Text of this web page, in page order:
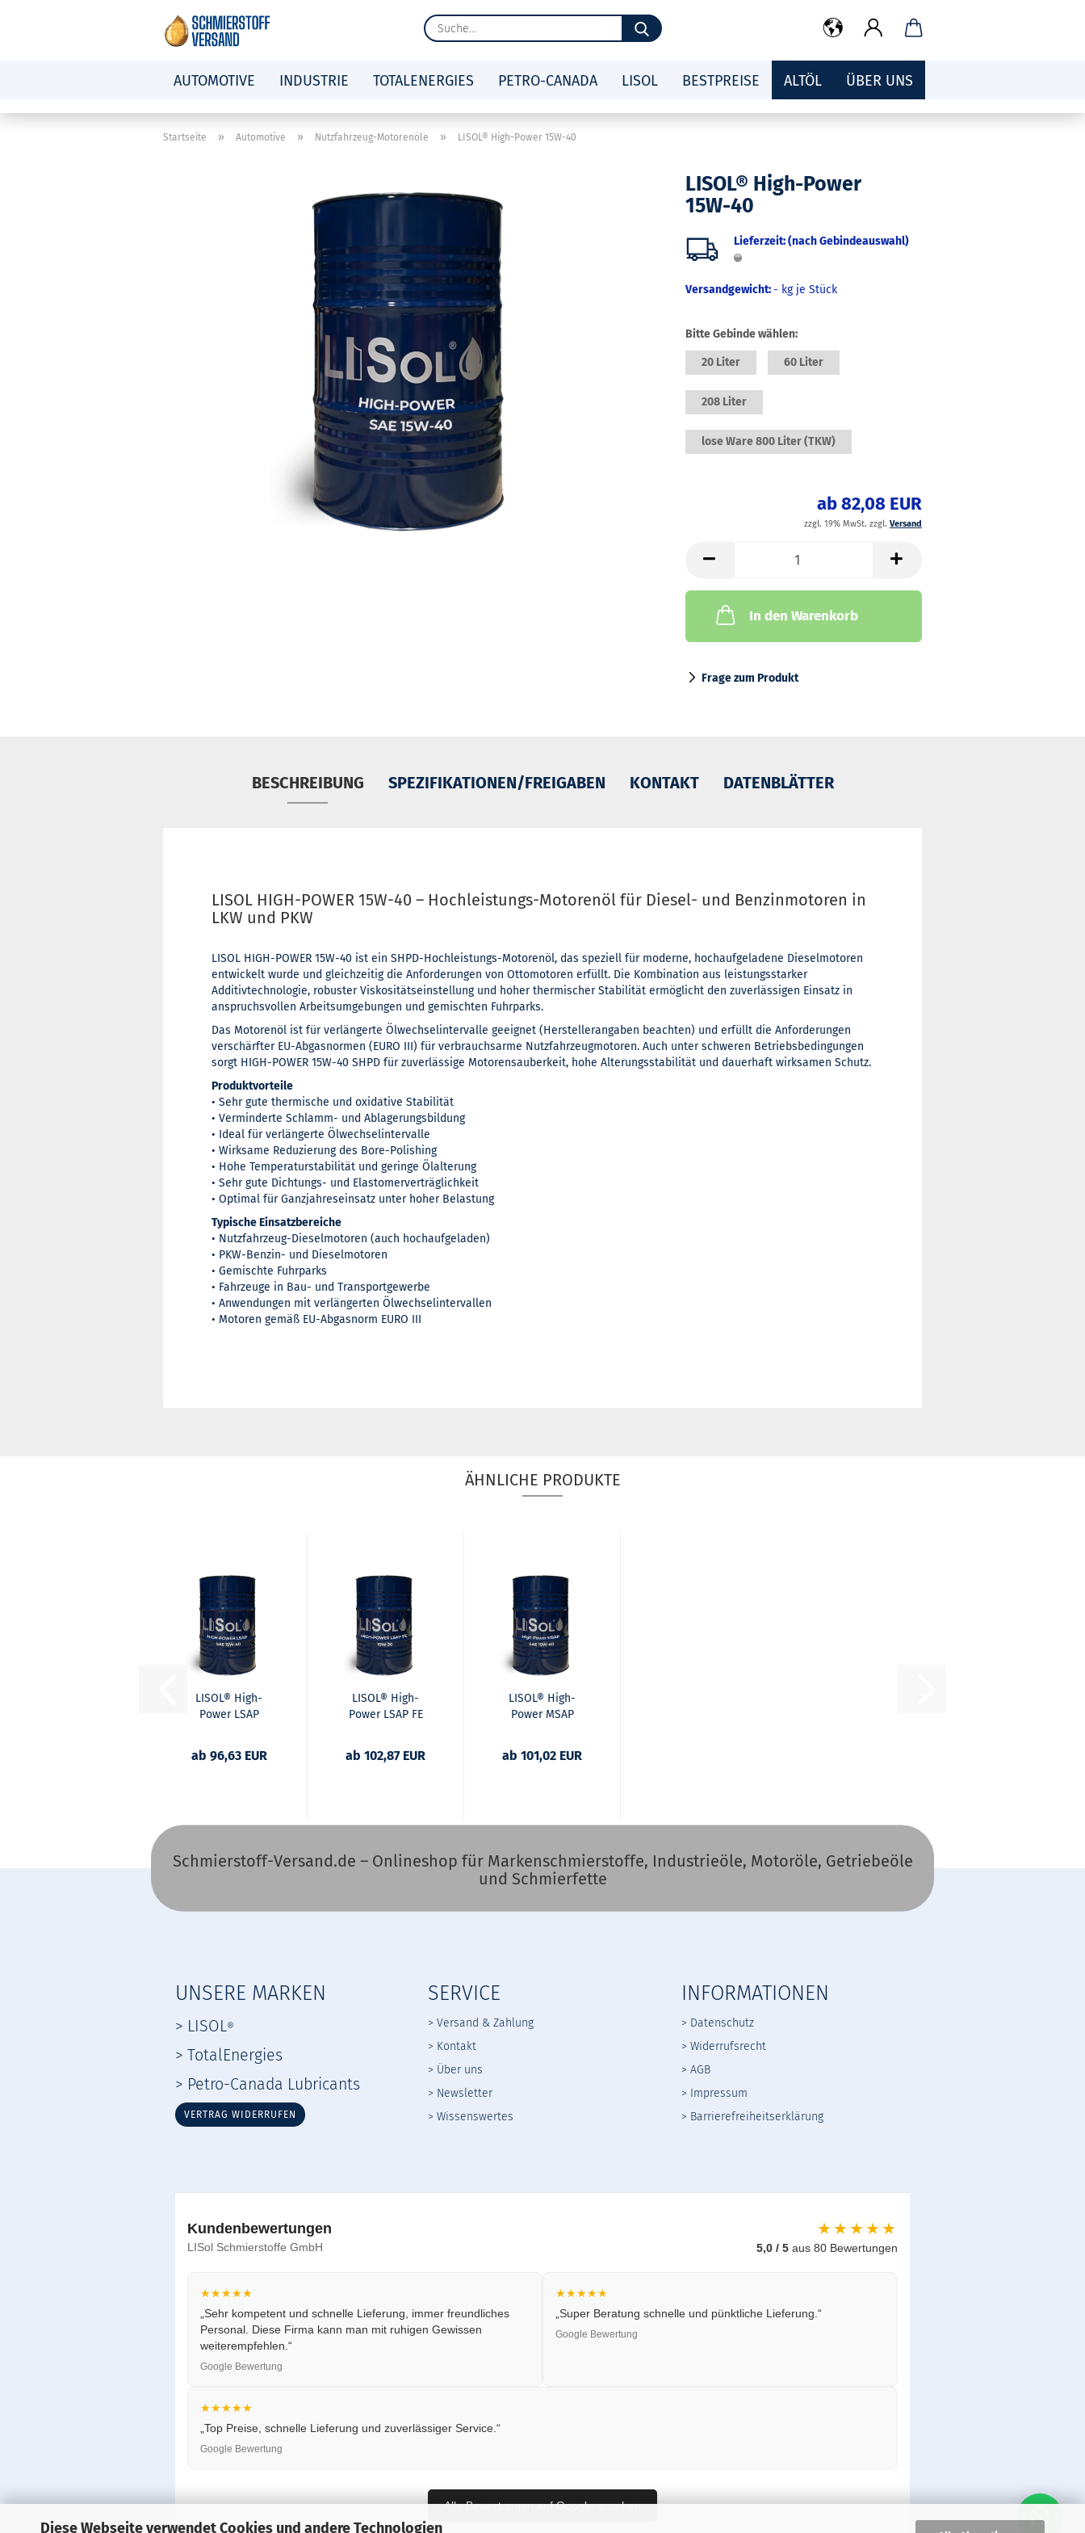
Diese Webseite verwendet Cookies und andere Technologien
Suche...
AUTOMOTIVE INDUSTRIE TOTALENERGIES PETRO-CANADA LISOL BESTPREISE ALTÖL ÜBER UNS
Startseite » Automotive » Nutzfahrzeug-Motorenöle » LISOL® High-Power 15W-40
LISOL® High-Power
15W-40
Lieferzeit: (nach Gebindeauswahl)
Versandgewicht:- kg je Stück
Bitte Gebinde wählen:
20 Liter 60 Liter
208 Liter
lose Ware 800 Liter (TKW)
ab 82,08 EUR
zzgl. 19% MwSt. zzgl. Versand
In den Warenkorb
Frage zum Produkt
BESCHREIBUNG SPEZIFIKATIONEN/FREIGABEN KONTAKT DATENBLÄTTER
LISOL HIGH-POWER 15W-40 – Hochleistungs-Motorenöl für Diesel- und Benzinmotoren in
LKW und PKW
LISOL HIGH-POWER 15W-40 ist ein SHPD-Hochleistungs-Motorenöl, das speziell für moderne, hochaufgeladene Dieselmotoren
entwickelt wurde und gleichzeitig die Anforderungen von Ottomotoren erfüllt. Die Kombination aus leistungsstarker
Additivtechnologie, robuster Viskositätseinstellung und hoher thermischer Stabilität ermöglicht den zuverlässigen Einsatz in
anspruchsvollen Arbeitsumgebungen und gemischten Fuhrparks.
Das Motorenöl ist für verlängerte Ölwechselintervalle geeignet (Herstellerangaben beachten) und erfüllt die Anforderungen
verschärfter EU-Abgasnormen (EURO III) für verbrauchsarme Nutzfahrzeugmotoren. Auch unter schweren Betriebsbedingungen
sorgt HIGH-POWER 15W-40 SHPD für zuverlässige Motorensauberkeit, hohe Alterungsstabilität und dauerhaft wirksamen Schutz.
Produktvorteile
• Sehr gute thermische und oxidative Stabilität
• Verminderte Schlamm- und Ablagerungsbildung
• Ideal für verlängerte Ölwechselintervalle
• Wirksame Reduzierung des Bore-Polishing
• Hohe Temperaturstabilität und geringe Ölalterung
• Sehr gute Dichtungs- und Elastomerverträglichkeit
• Optimal für Ganzjahreseinsatz unter hoher Belastung
Typische Einsatzbereiche
• Nutzfahrzeug-Dieselmotoren (auch hochaufgeladen)
• PKW-Benzin- und Dieselmotoren
• Gemischte Fuhrparks
• Fahrzeuge in Bau- und Transportgewerbe
• Anwendungen mit verlängerten Ölwechselintervallen
• Motoren gemäß EU-Abgasnorm EURO III
ÄHNLICHE PRODUKTE
LISOL® High-
Power LSAP
ab 96,63 EUR
LISOL® High-
Power LSAP FE
ab 102,87 EUR
LISOL® High-
Power MSAP
ab 101,02 EUR
Schmierstoff-Versand.de – Onlineshop für Markenschmierstoffe, Industrieöle, Motoröle, Getriebeöle
und Schmierfette
UNSERE MARKEN
> LISOL®
> TotalEnergies
> Petro-Canada Lubricants
VERTRAG WIDERRUFEN
SERVICE
> Versand & Zahlung
> Kontakt
> Über uns
> Newsletter
> Wissenswertes
INFORMATIONEN
> Datenschutz
> Widerrufsrecht
> AGB
> Impressum
> Barrierefreiheitserklärung
Kundenbewertungen
LISol Schmierstoffe GmbH
★★★★★
5,0 / 5 aus 80 Bewertungen
★★★★★
„Sehr kompetent und schnelle Lieferung, immer freundliches
Personal. Diese Firma kann man mit ruhigen Gewissen
weiterempfehlen.“
Google Bewertung
★★★★★
„Super Beratung schnelle und pünktliche Lieferung.“
Google Bewertung
★★★★★
„Top Preise, schnelle Lieferung und zuverlässiger Service.“
Google Bewertung
Alle Bewertungen auf Google ansehen